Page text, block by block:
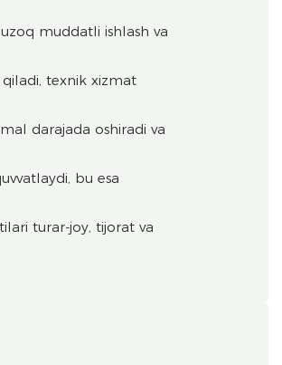
muddatli ishlash va
texnik xizmat
darajada oshiradi va
bu esa
turar-joy, tijorat va